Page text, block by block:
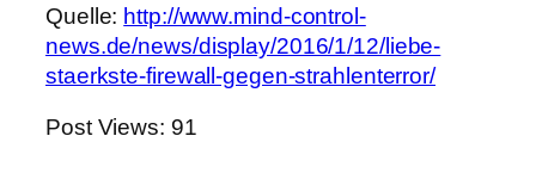
Quelle: http://www.mind-control-
news.de/news/display/2016/1/12/liebe-
staerkste-firewall-gegen-strahlenterror/
Post Views: 91